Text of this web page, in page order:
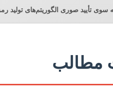
سوی تأیید صوری الگوریتم‌های تولید
مطالب